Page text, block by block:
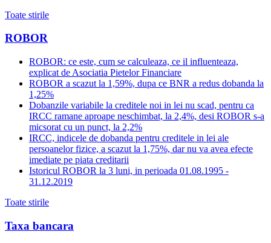
Toate stirile
ROBOR
ROBOR: ce este, cum se calculeaza, ce il influenteaza,
explicat de Asociatia Pietelor Financiare
ROBOR a scazut la 1,59%, dupa ce BNR a redus dobanda la
1,25%
Dobanzile variabile la creditele noi in lei nu scad, pentru ca
IRCC ramane aproape neschimbat, la 2,4%, desi ROBOR s-a
micsorat cu un punct, la 2,2%
IRCC, indicele de dobanda pentru creditele in lei ale
persoanelor fizice, a scazut la 1,75%, dar nu va avea efecte
imediate pe piata creditarii
Istoricul ROBOR la 3 luni, in perioada 01.08.1995 -
31.12.2019
Toate stirile
Taxa bancara